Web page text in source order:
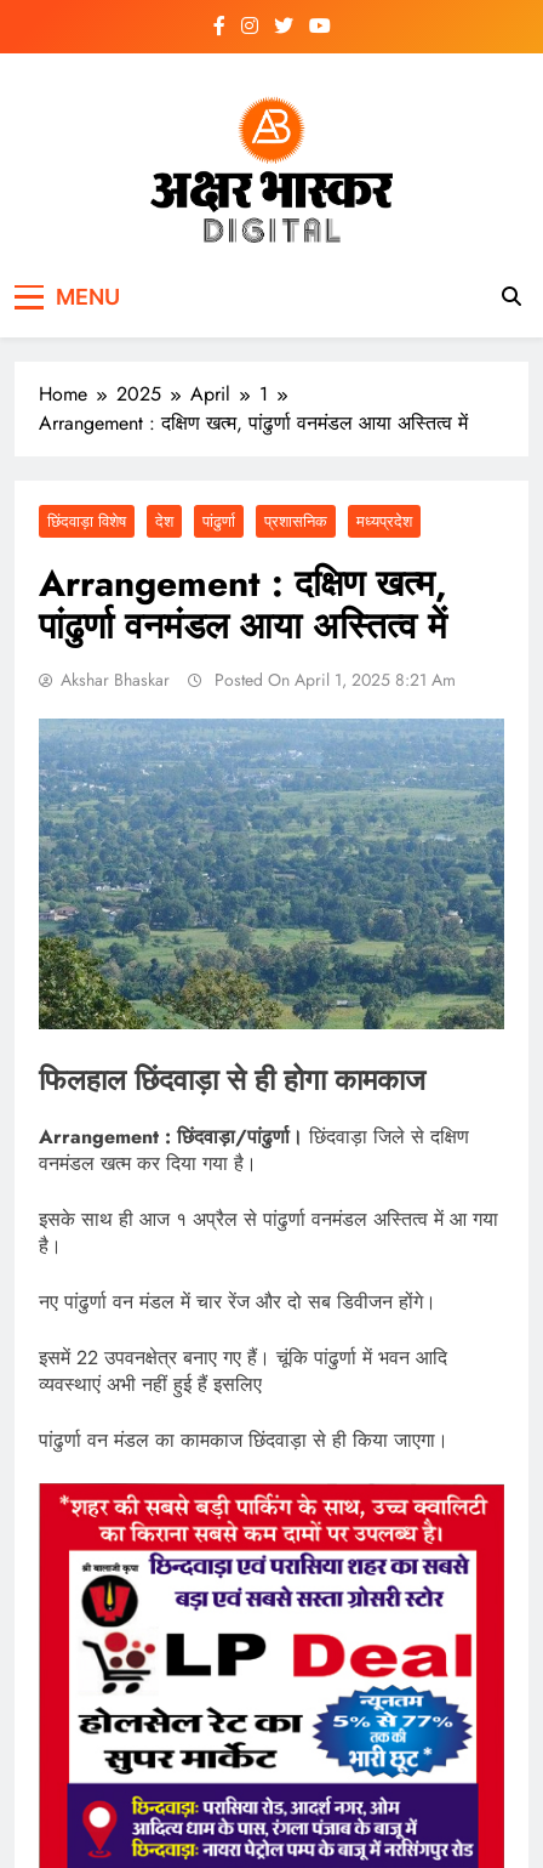
MENU
Home 2025 April
1
Arrangement : दक्षिण खत्म, पांढुर्णा वनमंडल आया अस्तित्व में
छिंदवाड़ा विशेष देश पांढुर्णा प्रशासनिक मध्यप्रदेश
Arrangement : दक्षिण खत्म,
पांढुर्णा वनमंडल आया अस्तित्व में
Akshar Bhaskar Posted On April 1, 2025 8:21 Am
फिलहाल छिंदवाड़ा से ही होगा कामकाज
Arrangement : छिंदवाड़ा/पांढुर्णा। छिंदवाड़ा जिले से दक्षिण
वनमंडल खत्म कर दिया गया है।
इसके साथ ही आज १ अप्रैल से पांढुर्णा वनमंडल अस्तित्व में आ गया
है।
नए पांढुर्णा वन मंडल में चार रेंज और दो सब डिवीजन होंगे।
इसमें 22 उपवनक्षेत्र बनाए गए हैं। चूंकि पांढुर्णा में भवन आदि
व्यवस्थाएं अभी नहीं हुई हैं इसलिए
पांढुर्णा वन मंडल का कामकाज छिंदवाड़ा से ही किया जाएगा।